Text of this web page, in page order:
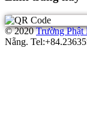
© 2020Trường
Nẵng.